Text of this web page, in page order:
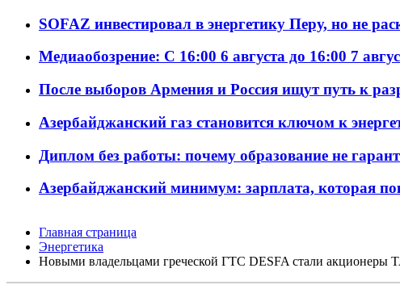
SOFAZ инвестировал в энергетику Перу, но не
Медиаобозрение: С 16:00 6 августа до 16:00 7
После выборов Армения и Россия ищут путь к
Азербайджанский газ становится ключом к
Диплом без работы: почему образование не
Азербайджанский минимум: зарплата, которая
Главная страница
Энергетика
Новыми владельцами греческой ГТС DESFA стали акционеры